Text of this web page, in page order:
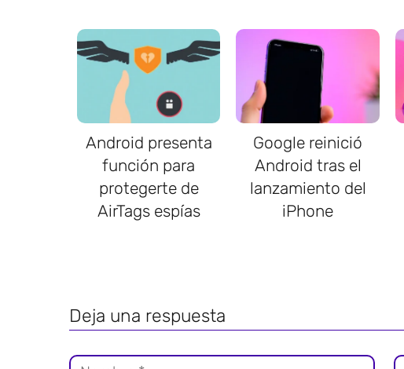
Android presenta
función para
protegerte de
AirTags espías
Google reinició
Android tras el
lanzamiento del
iPhone
Deja una respuesta